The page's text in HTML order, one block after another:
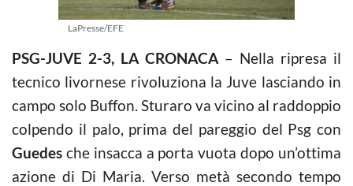
LaPresse/EFE
PSG-JUVE 2-3, LA CRONACA – Nella ripresa il
tecnico livornese rivoluziona la Juve lasciando in
campo solo Buffon. Sturaro va vicino al raddoppio
colpendo il palo, prima del pareggio del Psg con
Guedes che insacca a porta vuota dopo un’ottima
azione di Di Maria. Verso metà secondo tempo